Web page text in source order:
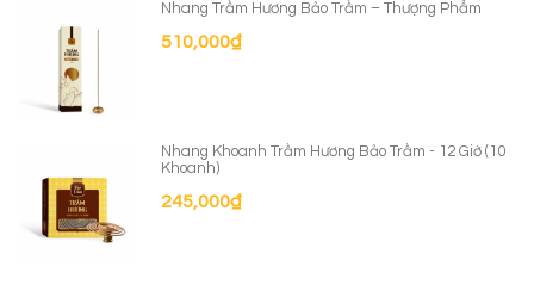
Nhang Trầm Hương Bảo Trầm – Thượng Phẩm
510,000₫
Nhang Khoanh Trầm Hương Bảo Trầm - 12 Giờ (10
Khoanh)
245,000₫